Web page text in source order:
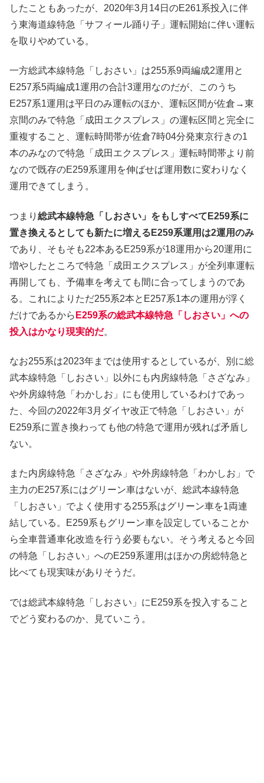
したこともあったが、2020年3月14日のE261系投入に伴
う東海道線特急「サフィール踊り子」運転開始に伴い運転
を取りやめている。
一方総武本線特急「しおさい」は255系9両編成2運用と
E257系5両編成1運用の合計3運用なのだが、このうち
E257系1運用は平日のみ運転のほか、運転区間が佐倉→東
京間のみで特急「成田エクスプレス」の運転区間と完全に
重複すること、運転時間帯が佐倉7時04分発東京行きの1
本のみなので特急「成田エクスプレス」運転時間帯より前
なので既存のE259系運用を伸ばせば運用数に変わりなく
運用できてしまう。
つまり 総武本線特急「しおさい」をもしすべてE259系に
置き換えるとしても新たに増えるE259系運用は2運用のみ
であり、そもそも22本あるE259系が18運用から20運用に
増やしたところで特急「成田エクスプレス」が全列車運転
再開しても、予備車を考えても間に合ってしまうのであ
る。これによりただ255系2本とE257系1本の運用が浮く
だけであるから E259系の総武本線特急「しおさい」への
投入はかなり現実的だ。
なお255系は2023年までは使用するとしているが、別に総
武本線特急「しおさい」以外にも内房線特急「さざなみ」
や外房線特急「わかしお」にも使用しているわけであっ
た、今回の2022年3月ダイヤ改正で特急「しおさい」が
E259系に置き換わっても他の特急で運用が残れば矛盾し
ない。
また内房線特急「さざなみ」や外房線特急「わかしお」で
主力のE257系にはグリーン車はないが、総武本線特急
「しおさい」でよく使用する255系はグリーン車を1両連
結している。E259系もグリーン車を設定していることか
ら全車普通車化改造を行う必要もない。そう考えると今回
の特急「しおさい」へのE259系運用はほかの房総特急と
比べても現実味がありそうだ。
では総武本線特急「しおさい」にE259系を投入すること
でどう変わるのか、見ていこう。